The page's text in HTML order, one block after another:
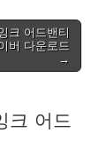
크 어드밴티
버 다운로드
→
크 어드